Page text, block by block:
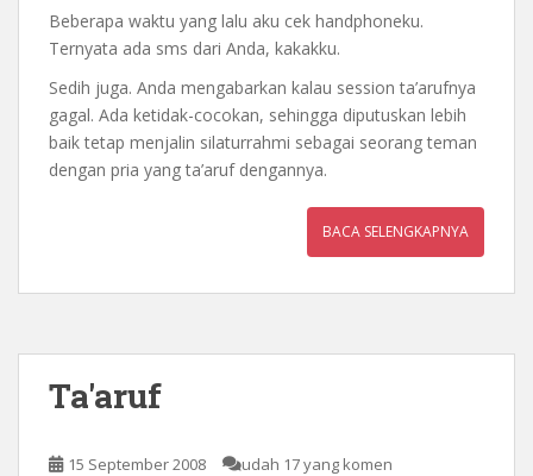
Beberapa waktu yang lalu aku cek handphoneku.
Ternyata ada sms dari Anda, kakakku.
Sedih juga. Anda mengabarkan kalau session ta’arufnya
gagal. Ada ketidak-cocokan, sehingga diputuskan lebih
baik tetap menjalin silaturrahmi sebagai seorang teman
dengan pria yang ta’aruf dengannya.
BACA SELENGKAPNYA
Ta'aruf
15 September 2008 udah 17 yang komen